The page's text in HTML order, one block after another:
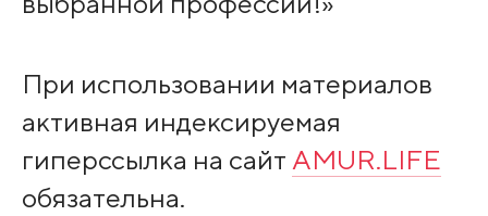
При использовании материалов
активная индексируемая
гиперссылка на сайт AMUR.LIFE
обязательна.